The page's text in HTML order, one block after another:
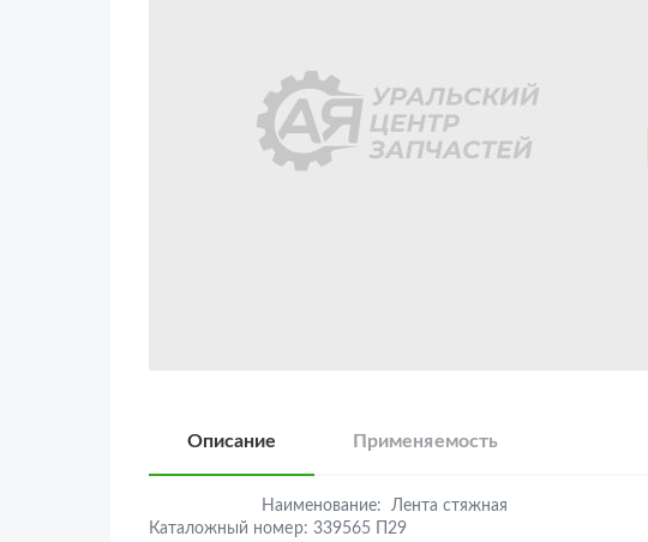
Описание Применяемость
Наименование:
Лента стяжная
Каталожный номер: 339565 П29